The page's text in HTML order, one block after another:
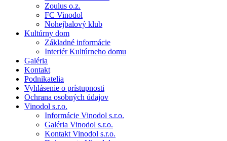
Zoulus o.z.
FC Vinodol
Nohejbalový klub
Kultúrny dom
Základné informácie
Interiér Kultúrneho domu
Galéria
Kontakt
Podnikatelia
Vyhlásenie o prístupnosti
Ochrana osobných údajov
Vinodol s.r.o.
Informácie Vinodol s.r.o.
Galéria Vinodol s.r.o.
Kontakt Vinodol s.r.o.